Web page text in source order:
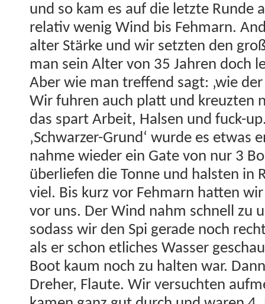
und so kam es auf die let­zte Runde
rel­a­tiv wenig Wind bis Fehmarn.
alter Stärke und wir set­zten den
man sein Alter von 35 Jahren doch
Aber wie man tre­f­fend sagt: ‚wie der
Wir fuhren auch platt und kreuzten
das spart Arbeit, Halsen und fuck-
‚Schwarz­er-Grund‘ wurde es etwas
nahme wieder ein Gate von nur 3
über­liefen die Tonne und hal­sten in
viel. Bis kurz vor Fehmarn hat­ten
vor uns. Der Wind nahm schnell zu
sodass wir den Spi ger­ade noch
als er schon etlich­es Wass­er
Boot kaum noch zu hal­ten war.
Dreher, Flaute. Wir ver­sucht­en